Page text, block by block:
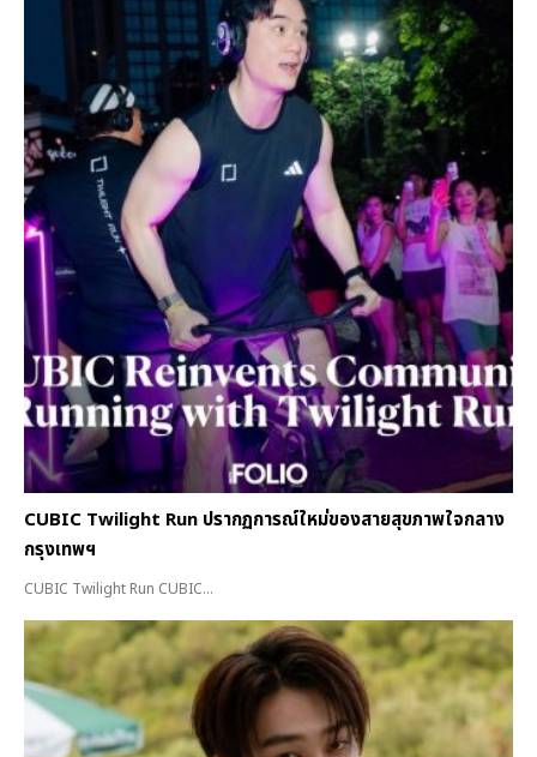
CUBIC Twilight Run ปรากฏการณ์ใหม่ของสายสุขภาพใจกลาง
กรุงเทพฯ
CUBIC Twilight Run CUBIC...